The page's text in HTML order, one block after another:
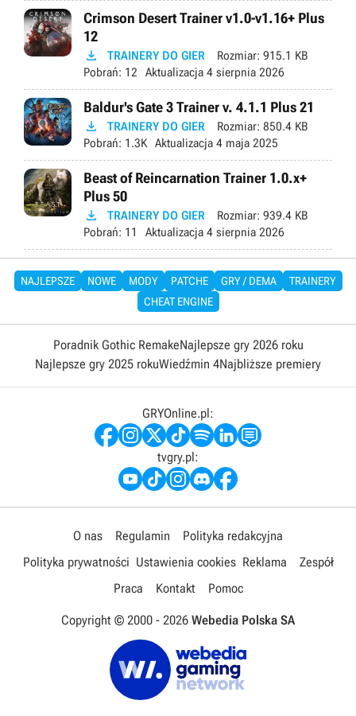
Crimson Desert Trainer v1.0-v1.16+ Plus
12
 TRAINERY DO GIER Rozmiar: 915.1 KB
Pobrań: 12 Aktualizacja 4 sierpnia 2026
Baldur's Gate 3 Trainer v. 4.1.1 Plus 21
 TRAINERY DO GIER Rozmiar: 850.4 KB
Pobrań: 1.3K Aktualizacja 4 maja 2025
Beast of Reincarnation Trainer 1.0.x+
Plus 50
 TRAINERY DO GIER Rozmiar: 939.4 KB
Pobrań: 11 Aktualizacja 4 sierpnia 2026
NAJLEPSZE NOWE MODY PATCHE GRY / DEMA
TRAINERY
CHEAT ENGINE
Poradnik Gothic RemakeNajlepsze gry 2026 roku
Najlepsze gry 2025 rokuWiedźmin 4Najbliższe premiery
GRYOnline.pl:
tvgry.pl:
O nas Regulamin
Polityka redakcyjna
Polityka prywatności Ustawienia cookies Reklama
Zespół
Praca
Kontakt Pomoc
Copyright © 2000 - 2026 Webedia Polska SA